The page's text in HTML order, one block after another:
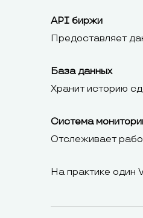
API биржи
Предоставляет
База данных
Хранит историю
Система
Отслеживает
На практике один